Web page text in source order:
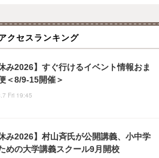
クセスランキング
み2026】すぐ行けるイベント情報おま
＜8/9-15開催＞
Fri 19:45
み2026】村山斉氏が公開講義、小中学
めの大学講義スクール9月開校